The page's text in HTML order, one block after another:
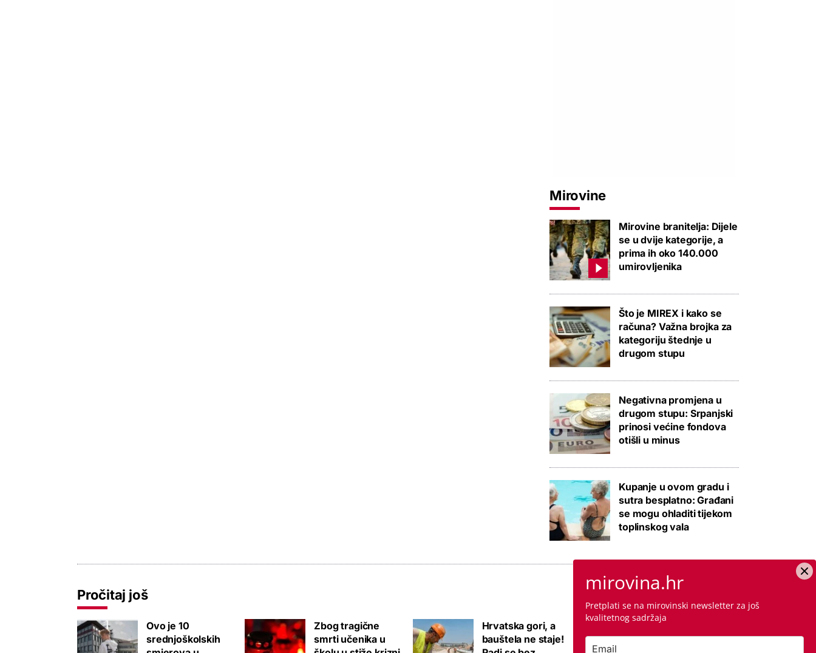
Mirovine
Mirovine branitelja: Dijele
se u dvije kategorije, a
prima ih oko 140.000
umirovljenika
Što je MIREX i kako se
računa? Važna brojka za
kategoriju štednje u
drugom stupu
Negativna promjena u
drugom stupu: Srpanjski
prinosi većine fondova
otišli u minus
Kupanje u ovom gradu i
sutra besplatno: Građani
se mogu ohladiti tijekom
toplinskog vala
Pročitaj još
Ovo je 10
srednjoškolskih
Zbog tragične
smrti učenika u
Hrvatska gori, a
bauštela ne staje!
Novo priuštivo
naselje i na ovoj
mirovina.hr
Pretplati se na mirovinski newsletter za još
kvalitetnog sadržaja